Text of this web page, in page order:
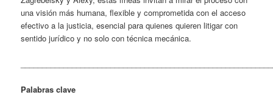
una visión más humana, flexible y comprometida con el acceso
efectivo a la justicia, esencial para quienes quieren litigar con
sentido jurídico y no solo con técnica mecánica.
Palabras clave